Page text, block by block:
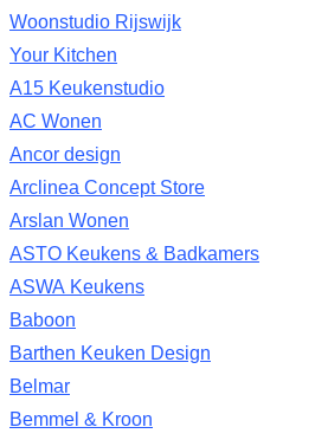
Woonstudio Rijswijk
Your Kitchen
A15 Keukenstudio
AC Wonen
Ancor design
Arclinea Concept Store
Arslan Wonen
ASTO Keukens & Badkamers
ASWA Keukens
Baboon
Barthen Keuken Design
Belmar
Bemmel & Kroon